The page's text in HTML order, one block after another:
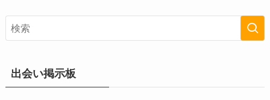
出会い掲示板